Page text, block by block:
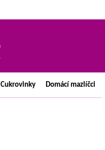
Cukrovinky Domácí mazlíčci